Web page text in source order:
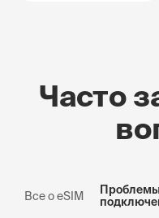
Часто
Все о eSIM